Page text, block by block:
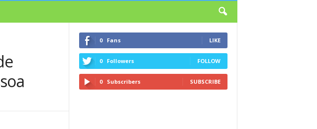
0 Fans LIKE
0 Followers FOLLOW
0 Subscribers SUBSCRIBE